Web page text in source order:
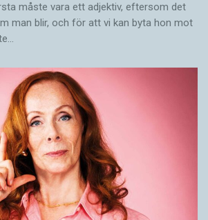
måste vara ett adjektiv, eftersom det
man blir, och för att vi kan byta hon mot